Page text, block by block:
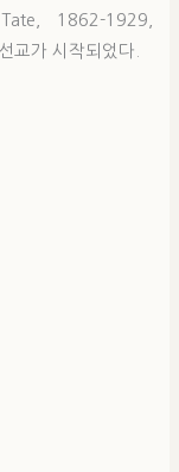
1862-1929,
교가 시작되었다.